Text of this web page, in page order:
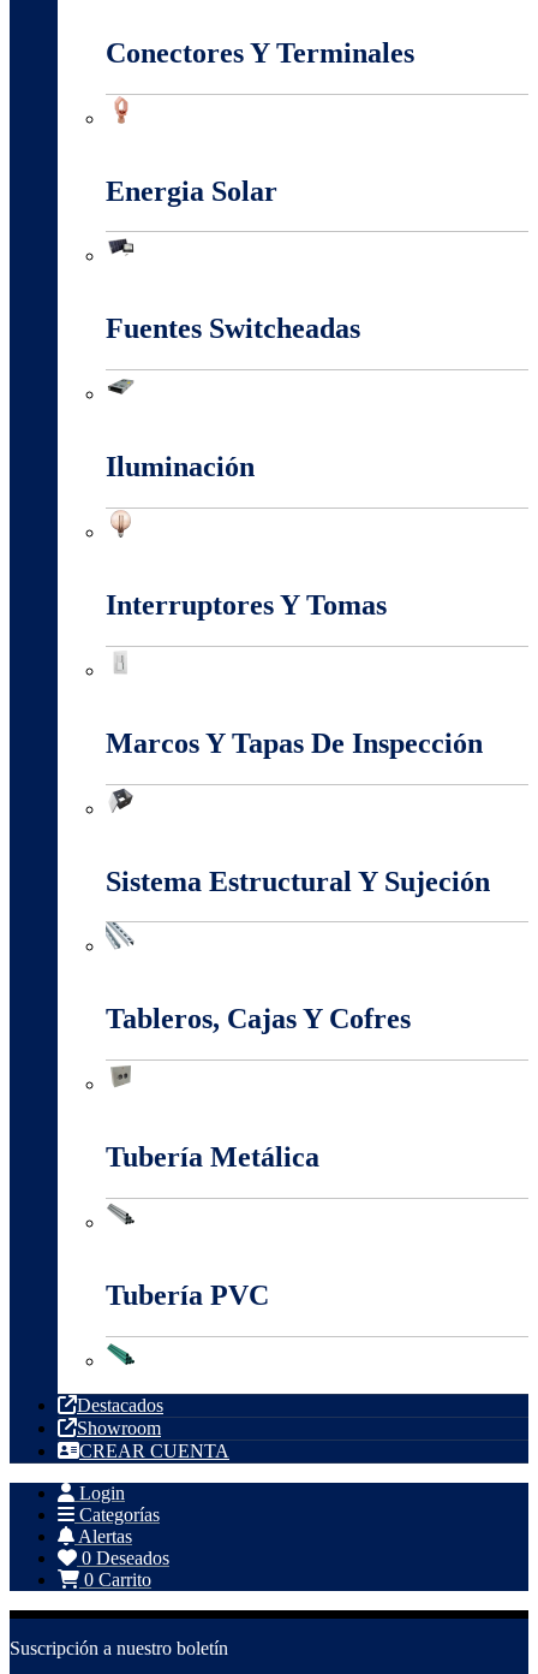
Conectores Y Terminales
Energia Solar
Fuentes Switcheadas
Iluminación
Interruptores Y Tomas
Marcos Y Tapas De Inspección
Sistema Estructural Y Sujeción
Tableros, Cajas Y Cofres
Tubería Metálica
Tubería PVC
Destacados
Showroom
CREAR CUENTA
Login
Categorías
Alertas
0 Deseados
0 Carrito
Suscripción a nuestro boletín